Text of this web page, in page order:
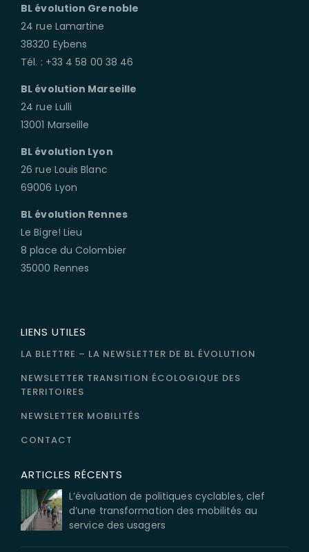
BL évolution Grenoble
24 rue Lamartine
38320 Eybens
Tél. : +33 4 58 00 38 46
BL évolution Marseille
24 rue Lulli
13001 Marseille
BL évolution Lyon
26 rue Louis Blanc
69006 Lyon
BL évolution Rennes
Le Bigre! Lieu
8 place du Colombier
35000 Rennes
LIENS UTILES
LA BLETTRE – LA NEWSLETTER DE BL ÉVOLUTION
NEWSLETTER TRANSITION ÉCOLOGIQUE DES
TERRITOIRES
NEWSLETTER MOBILITÉS
CONTACT
ARTICLES RÉCENTS
L’évaluation de politiques cyclables, clef
d’une transformation des mobilités au
service des usagers